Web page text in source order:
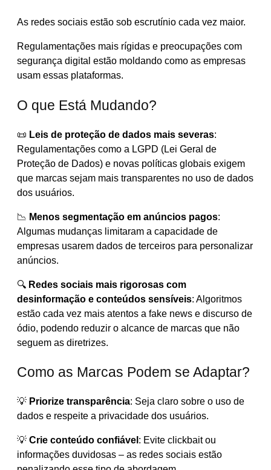
As redes sociais estão sob escrutínio cada vez maior.
Regulamentações mais rígidas e preocupações com
segurança digital estão moldando como as empresas
usam essas plataformas.
O que Está Mudando?
📜 Leis de proteção de dados mais severas:
Regulamentações como a LGPD (Lei Geral de
Proteção de Dados) e novas políticas globais exigem
que marcas sejam mais transparentes no uso de dados
dos usuários.
📉 Menos segmentação em anúncios pagos:
Algumas mudanças limitaram a capacidade de
empresas usarem dados de terceiros para personalizar
anúncios.
🔍 Redes sociais mais rigorosas com
desinformação e conteúdos sensíveis: Algoritmos
estão cada vez mais atentos a fake news e discurso de
ódio, podendo reduzir o alcance de marcas que não
seguem as diretrizes.
Como as Marcas Podem se Adaptar?
💡 Priorize transparência: Seja claro sobre o uso de
dados e respeite a privacidade dos usuários.
💡 Crie conteúdo confiável : Evite clickbait ou
informações duvidosas – as redes sociais estão